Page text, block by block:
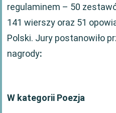
regulaminem – 50
141 wierszy oraz 51
Polski. Jury postanowiło
nagrody:
W kategorii Poezja